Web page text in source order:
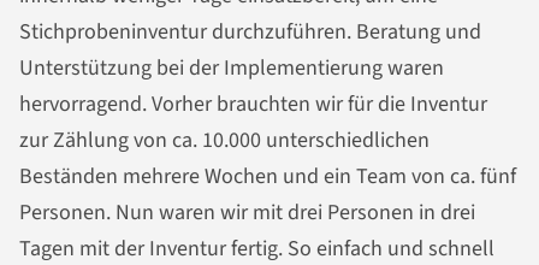
Stichprobeninventur durchzuführen. Beratung und
Unterstützung bei der Implementierung waren
hervorragend. Vorher brauchten wir für die Inventur
zur Zählung von ca. 10.000 unterschiedlichen
Beständen mehrere Wochen und ein Team von ca. fünf
Personen. Nun waren wir mit drei Personen in drei
Tagen mit der Inventur fertig. So einfach und schnell